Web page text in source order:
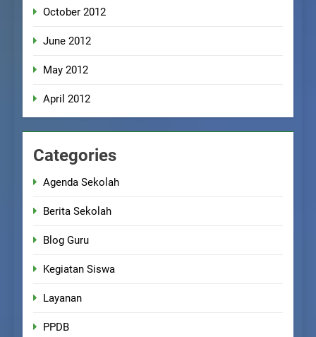
October 2012
June 2012
May 2012
April 2012
Categories
Agenda Sekolah
Berita Sekolah
Blog Guru
Kegiatan Siswa
Layanan
PPDB